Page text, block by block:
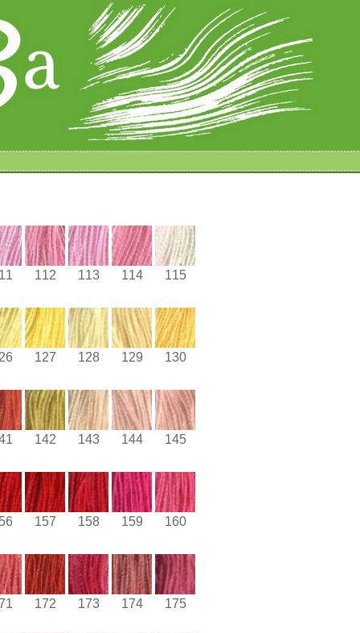
112 113 114 115
127 128 129 130
142 143 144 145
157 158 159 160
172 173 174 175